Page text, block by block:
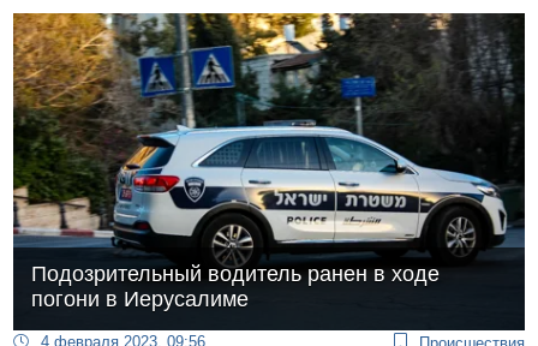
Подозрительный водитель ранен в ходе
погони в Иерусалиме
4 февраля 2023, 09:56